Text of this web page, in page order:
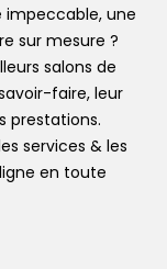
impeccable, une
sur mesure ?
salons de
faire, leur
prestations.
services & les
en toute